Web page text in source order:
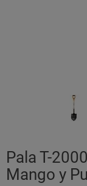
Pala T-
Mango y